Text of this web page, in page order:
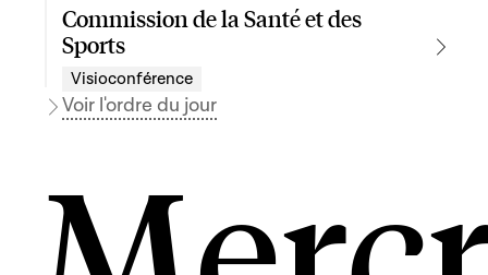
Commission de la Santé et des
Sports
Visioconférence
Voir l'ordre du jour